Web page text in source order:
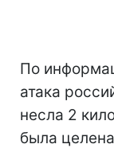
По
атака
несла 2
была